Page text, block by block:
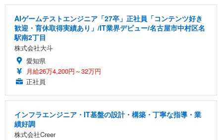
AIゲームテストエンジニア「27卒」正社員「コンテンツ好き
歓迎・育休取得実績あり」/IT業界デビュー/名古屋市中村区名
駅南2丁目
株式会社大斗
愛知県
月給26万4,200円～32万円
正社員
インフラエンジニア・IT基盤の設計・構築・丁寧な指導・業
績好調
株式会社Creer